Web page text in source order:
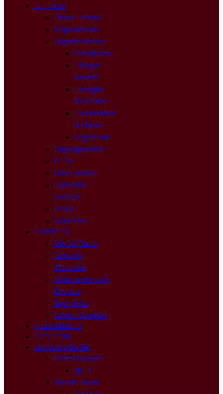
ISTITUTO
Orario Lezioni
Regolamenti
Organizzazione
Presidenza
Collegio
Docenti
Consiglio
d’Istituto
Coordinatori
di Classe
Segreteria
Organigramma
PTOF
Dove Siamo
Comitato
Genitori
Storia
Sicurezza
DIDATTICA
Libri di Testo
Curricolo
d’Istituto
Orientamento in
Entrata
Eportfolio
Centro Sportivo
RICEVIMENTO
ISCRIZIONI
SERVIZI ONLINE
Posta Docenti
@ .IT
Allende Social